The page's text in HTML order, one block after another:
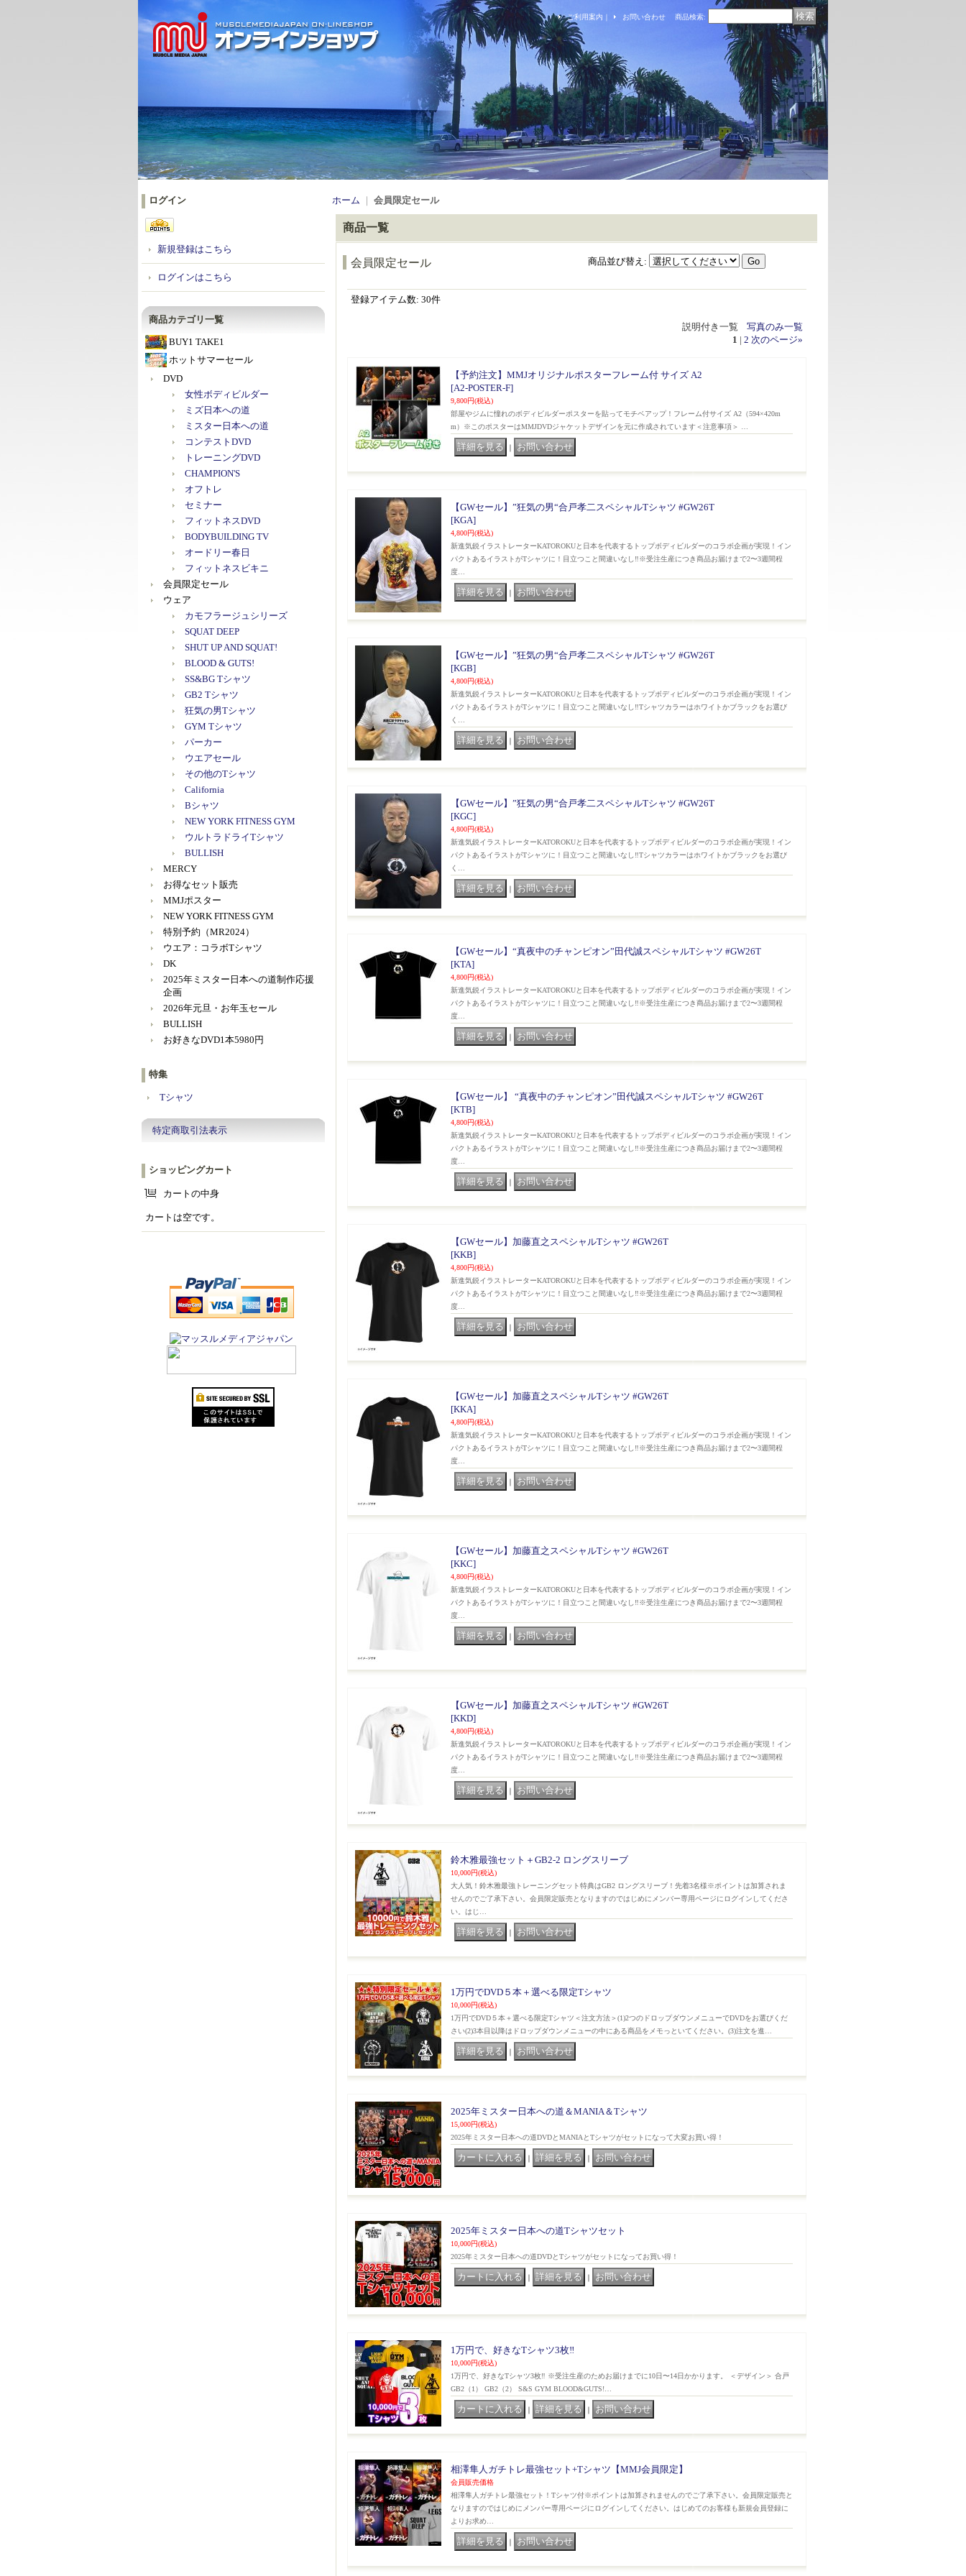
ご利用案内 ｜ お問い合わせ 商品検索:
ログイン
新規登録はこちら
ログインはこちら
商品カテゴリ一覧
BUY1 TAKE1
ホットサマーセール
DVD
女性ボディビルダー
ミズ日本への道
ミスター日本への道
コンテストDVD
トレーニングDVD
CHAMPION'S
オフトレ
セミナー
フィットネスDVD
BODYBUILDING TV
オードリー春日
フィットネスビキニ
会員限定セール
ウェア
カモフラージュシリーズ
SQUAT DEEP
SHUT UP AND SQUAT!
BLOOD & GUTS!
SS&BG Tシャツ
GB2 Tシャツ
狂気の男Tシャツ
GYM Tシャツ
パーカー
ウエアセール
その他のTシャツ
California
Bシャツ
NEW YORK FITNESS GYM
ウルトラドライTシャツ
BULLISH
MERCY
お得なセット販売
MMJポスター
NEW YORK FITNESS GYM
特別予約（MR2024）
ウエア：コラボTシャツ
DK
2025年ミスター日本への道制作応援
企画
2026年元旦・お年玉セール
BULLISH
お好きなDVD1本5980円
特集
Tシャツ
特定商取引法表示
ショッピングカート
カートの中身
カートは空です。
ホーム 会員限定セール
商品一覧
会員限定セール 商品並び替え :
登録アイテム数: 30件
説明付き一覧 写真のみ一覧
1 | 2 次のページ»
【予約注文】MMJオリジナルポスターフレーム付 サイズ A2
[A2-POSTER-F]
9,800円(税込)
部屋やジムに憧れのボディビルダーポスターを貼ってモチベアップ！フレーム付サイズ A2（594×420m
m）※このポスターはMMJDVDジャケットデザインを元に作成されています＜注意事項＞ …
｜
【GWセール】”狂気の男“合戸孝二スペシャルTシャツ #GW26T
[KGA]
4,800円(税込)
新進気鋭イラストレーターKATOROKUと日本を代表するトップボディビルダーのコラボ企画が実現！イン
パクトあるイラストがTシャツに！目立つこと間違いなし‼️※受注生産につき商品お届けまで2〜3週間程
度…
｜
【GWセール】”狂気の男“合戸孝二スペシャルTシャツ #GW26T
[KGB]
4,800円(税込)
新進気鋭イラストレーターKATOROKUと日本を代表するトップボディビルダーのコラボ企画が実現！イン
パクトあるイラストがTシャツに！目立つこと間違いなし‼️Tシャツカラーはホワイトかブラックをお選び
く…
｜
【GWセール】”狂気の男“合戸孝二スペシャルTシャツ #GW26T
[KGC]
4,800円(税込)
新進気鋭イラストレーターKATOROKUと日本を代表するトップボディビルダーのコラボ企画が実現！イン
パクトあるイラストがTシャツに！目立つこと間違いなし‼️Tシャツカラーはホワイトかブラックをお選び
く…
｜
【GWセール】“真夜中のチャンピオン”田代誠スペシャルTシャツ #GW26T
[KTA]
4,800円(税込)
新進気鋭イラストレーターKATOROKUと日本を代表するトップボディビルダーのコラボ企画が実現！イン
パクトあるイラストがTシャツに！目立つこと間違いなし‼️※受注生産につき商品お届けまで2〜3週間程
度…
｜
【GWセール】 “真夜中のチャンピオン”田代誠スペシャルTシャツ #GW26T
[KTB]
4,800円(税込)
新進気鋭イラストレーターKATOROKUと日本を代表するトップボディビルダーのコラボ企画が実現！イン
パクトあるイラストがTシャツに！目立つこと間違いなし‼️※受注生産につき商品お届けまで2〜3週間程
度…
｜
【GWセール】加藤直之スペシャルTシャツ #GW26T
[KKB]
4,800円(税込)
新進気鋭イラストレーターKATOROKUと日本を代表するトップボディビルダーのコラボ企画が実現！イン
パクトあるイラストがTシャツに！目立つこと間違いなし‼️※受注生産につき商品お届けまで2〜3週間程
度…
｜
【GWセール】加藤直之スペシャルTシャツ #GW26T
[KKA]
4,800円(税込)
新進気鋭イラストレーターKATOROKUと日本を代表するトップボディビルダーのコラボ企画が実現！イン
パクトあるイラストがTシャツに！目立つこと間違いなし‼️※受注生産につき商品お届けまで2〜3週間程
度…
｜
【GWセール】加藤直之スペシャルTシャツ #GW26T
[KKC]
4,800円(税込)
新進気鋭イラストレーターKATOROKUと日本を代表するトップボディビルダーのコラボ企画が実現！イン
パクトあるイラストがTシャツに！目立つこと間違いなし‼️※受注生産につき商品お届けまで2〜3週間程
度…
｜
【GWセール】加藤直之スペシャルTシャツ #GW26T
[KKD]
4,800円(税込)
新進気鋭イラストレーターKATOROKUと日本を代表するトップボディビルダーのコラボ企画が実現！イン
パクトあるイラストがTシャツに！目立つこと間違いなし‼️※受注生産につき商品お届けまで2〜3週間程
度…
｜
鈴木雅最強セット＋GB2-2 ロングスリーブ
10,000円(税込)
大人気！鈴木雅最強トレーニングセット特典はGB2 ロングスリーブ！先着3名様※ポイントは加算されま
せんのでご了承下さい。会員限定販売となりますのではじめにメンバー専用ページにログインしてくださ
い。はじ…
｜
1万円でDVD５本＋選べる限定Tシャツ
10,000円(税込)
1万円でDVD５本＋選べる限定Tシャツ＜注文方法＞(1)2つのドロップダウンメニューでDVDをお選びくだ
さい(2)3本目以降はドロップダウンメニューの中にある商品をメモっといてください。(3)注文を進…
｜
2025年ミスター日本への道＆MANIA＆Tシャツ
15,000円(税込)
2025年ミスター日本への道DVDとMANIAとTシャツがセットになって大変お買い得！
｜ ｜
2025年ミスター日本への道Tシャツセット
10,000円(税込)
2025年ミスター日本への道DVDとTシャツがセットになってお買い得！
｜ ｜
1万円で、好きなTシャツ3枚‼️
10,000円(税込)
1万円で、好きなTシャツ3枚‼️ ※受注生産のためお届けまでに10日〜14日かかります。 ＜デザイン＞ 合戸
GB2（1） GB2（2） S&S GYM BLOOD&GUTS!…
｜ ｜
相澤隼人ガチトレ最強セット+Tシャツ【MMJ会員限定】
会員販売価格
相澤隼人ガチトレ最強セット！Tシャツ付※ポイントは加算されませんのでご了承下さい。会員限定販売と
なりますのではじめにメンバー専用ページにログインしてください。はじめてのお客様も新規会員登録に
よりお求め…
｜